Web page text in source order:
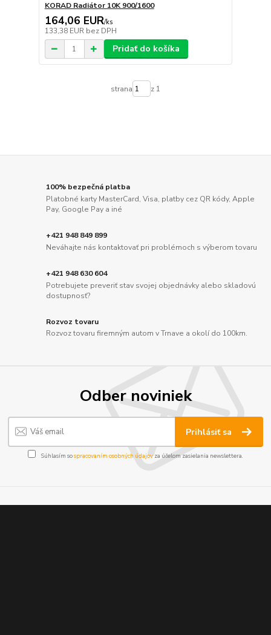
KORAD Radiátor 10K 900/1600
164,06 EUR/ks
133,38 EUR bez DPH
Pridať do košíka
strana z 1
100% bezpečná platba
Platobné karty MasterCard, Visa, platby cez QR kódy, Apple
Pay, Google Pay a iné
+421 948 849 899
Neváhajte nás kontaktovať pri problémoch s výberom tovaru
+421 948 630 604
Potrebujete preveriť stav svojej objednávky alebo skladovú
dostupnosť?
Rozvoz tovaru
Rozvoz tovaru firemným autom v Trnave a okolí do 100km.
Odber noviniek
Prihlásiť sa
Súhlasím sospracovaním osobných údajov za účelom zasielania newslettera.